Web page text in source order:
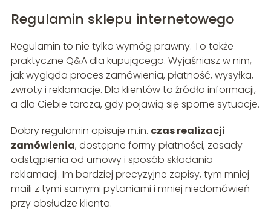
Regulamin sklepu internetowego
Regulamin to nie tylko wymóg prawny. To także
praktyczne Q&A dla kupującego. Wyjaśniasz w nim,
jak wygląda proces zamówienia, płatność, wysyłka,
zwroty i reklamacje. Dla klientów to źródło informacji,
a dla Ciebie tarcza, gdy pojawią się sporne sytuacje.
Dobry regulamin opisuje m.in. czas realizacji
zamówienia, dostępne formy płatności, zasady
odstąpienia od umowy i sposób składania
reklamacji. Im bardziej precyzyjne zapisy, tym mniej
maili z tymi samymi pytaniami i mniej niedomówień
przy obsłudze klienta.